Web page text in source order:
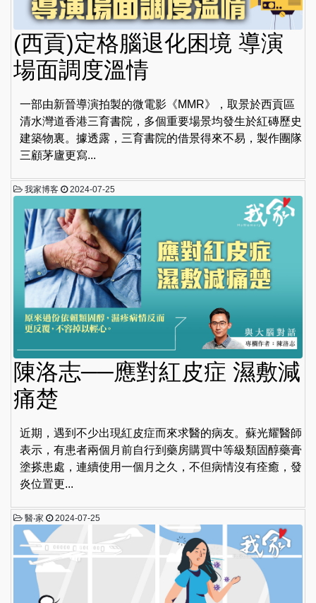
(西貢)定格腦退化困境 導演
場面調度溫情
一部由新晉導演拍製的微電影《MMR》，取景於西貢區
清水灣道香港三育書院，多個重要場景均發生於紅磚歷史
建築物裏。據透露，三育書院的借景得來不易，製作團隊
三顧茅廬更寫...
我家博客 2024-07-25
陳洛志──應對紅皮症 濕敷減
痛楚
近期，遇到不少出現紅皮症而來求醫的病友。蘇光耀醫師
表示，有患者兩個月前自行到藥房購買中等級類固醇藥膏
塗搽患處，連續使用一個月之久，不但病情沒有痊癒，發
炎位置更...
醫‧家 2024-07-25